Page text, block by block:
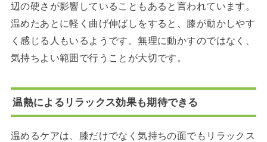
辺の硬さが影響していることもあると言われています。
温めたあとに軽く曲げ伸ばしをすると、膝が動かしやす
く感じる人もいるようです。無理に動かすのではなく、
気持ちよい範囲で行うことが大切です。
温熱によるリラックス効果も期待できる
温めるケアは、膝だけでなく気持ちの面でもリラックス